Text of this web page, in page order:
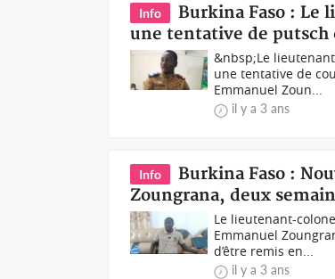
Info
Burkina Faso : Le
une tentative de putsch
&nbsp;Le
une tentative de
Emmanuel Zoun...
il y a 3 ans
Info
Burkina Faso :
Zoungrana, deux
Le lieutenant-
Emmanuel
d’être remis en...
il y a 3 ans